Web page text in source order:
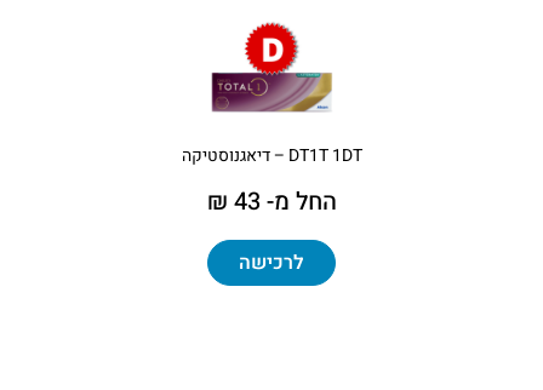
DT1T 1DT – דיאגנוסטיקה
החל מ- 43 ₪
לרכישה